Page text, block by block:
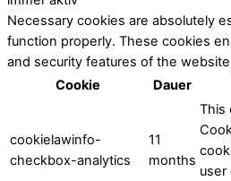
Necessary cookies are absolutely
function properly. These cookies
and security features of the
Cookie
Dauer
cookielawinfo-
checkbox-analytics
11
months
This